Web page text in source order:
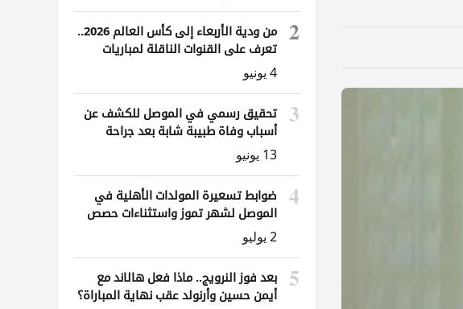
2
من ودية الأربعاء إلى كأس العالم 2026..
تعرف على القنوات الناقلة لمباريات
العراق
4 يونيو
3
تحقيق رسمي في الموصل للكشف عن
أسباب وفاة طبيبة شابة بعد جراحة
ناظورية
13 يونيو
4
ضوابط تسعيرة المولدات الأهلية في
الموصل لشهر تموز واستثناءات حصص
الوقود
2 يوليو
5
بعد فوز النرويج.. ماذا فعل هالاند مع
أيمن حسين وأرنولد عقب نهاية المباراة؟